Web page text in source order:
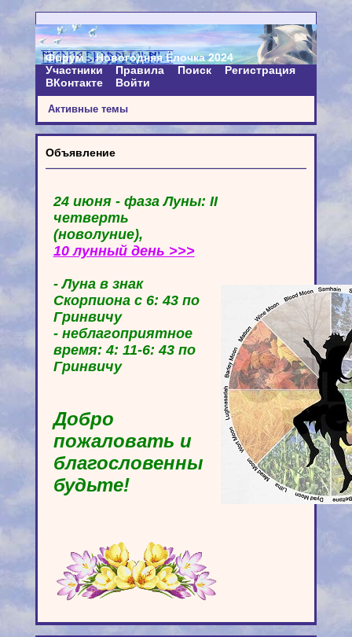
Форум
Новогодняя Ёлочка 2024
Участники
Правила Поиск
Регистрация
ВКонтакте
Войти
Активные темы
Объявление
24 июня - фаза Луны: II
четверть
(новолуние),
10 лунный день >>>
- Луна в знак
Скорпиона с 6: 43 по
Гринвичу
- неблагоприятное
время: 4: 11-6: 43 по
Гринвичу
Добро
пожаловать и
благословенны
будьте!